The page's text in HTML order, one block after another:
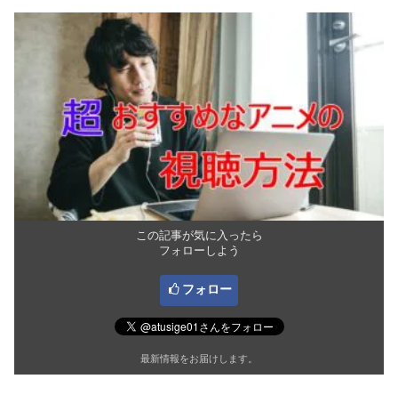
この記事が気に入ったら
フォローしよう
フォロー
最新情報をお届けします。